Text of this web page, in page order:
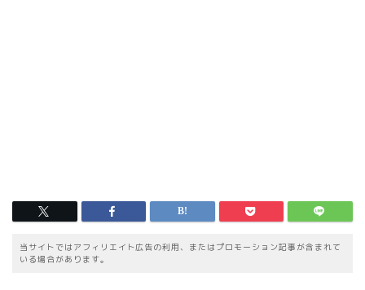
当サイトではアフィリエイト広告の利用、またはプロモーション記事が含まれて
いる場合があります。